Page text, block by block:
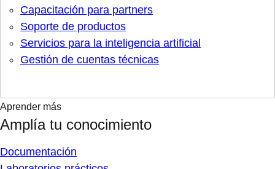
Capacitación para partners
Soporte de productos
Servicios para la inteligencia artificial
Gestión de cuentas técnicas
Aprender más
Amplía tu conocimiento
Documentación